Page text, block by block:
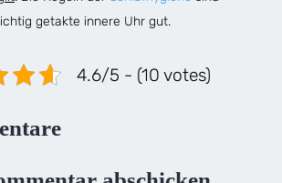
getakte innere Uhr gut.
4.6/5 - (10 votes)